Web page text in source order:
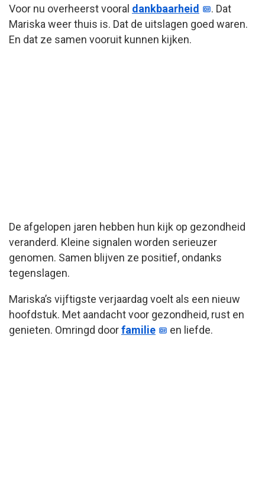
Voor nu overheerst vooral dankbaarheid
. Dat
Mariska weer thuis is. Dat de uitslagen goed waren.
En dat ze samen vooruit kunnen kijken.
De afgelopen jaren hebben hun kijk op gezondheid
veranderd. Kleine signalen worden serieuzer
genomen. Samen blijven ze positief, ondanks
tegenslagen.
Mariska’s vijftigste verjaardag voelt als een nieuw
hoofdstuk. Met aandacht voor gezondheid, rust en
genieten. Omringd doorfamilie en liefde.